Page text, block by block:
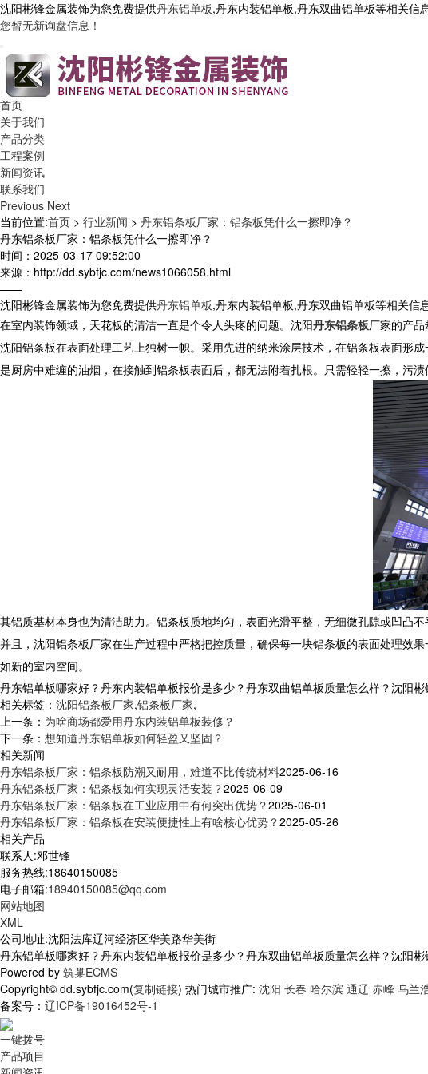
沈阳彬锋金属装饰为您免费提供丹东铝单板,丹东内装铝单板,丹东双曲铝单板等相关信
您暂无新询盘信息！
首页
关于我们
产品分类
工程案例
新闻资讯
联系我们
Previous Next
当前位置:首页 > 行业新闻 > 丹东铝条板厂家：铝条板凭什么一擦即净？
丹东铝条板厂家：铝条板凭什么一擦即净？
时间：2025-03-17 09:52:00
来源：http://dd.sybfjc.com/news1066058.html
——
沈阳彬锋金属装饰为您免费提供丹东铝单板,丹东内装铝单板,丹东双曲铝单板等相关信
在室内装饰领域，天花板的清洁一直是个令人头疼的问题。沈阳丹东铝条板厂家的产
沈阳铝条板在表面处理工艺上独树一帜。采用先进的纳米涂层技术，在铝条板表面形
是厨房中难缠的油烟，在接触到铝条板表面后，都无法附着扎根。只需轻轻一擦，污渍
其铝质基材本身也为清洁助力。铝条板质地均匀，表面光滑平整，无细微孔隙或凹凸
并且，沈阳铝条板厂家在生产过程中严格把控质量，确保每一块铝条板的表面处理效
如新的室内空间。
丹东铝单板哪家好？丹东内装铝单板报价是多少？丹东双曲铝单板质量怎么样？沈阳
相关标签： 沈阳铝条板厂家,铝条板厂家,
上一条： 为啥商场都爱用丹东内装铝单板装修？
下一条： 想知道丹东铝单板如何轻盈又坚固？
相关新闻
丹东铝条板厂家：铝条板防潮又耐用，难道不比传统材料2025-06-16
丹东铝条板厂家：铝条板如何实现灵活安装？2025-06-09
丹东铝条板厂家：铝条板在工业应用中有何突出优势？2025-06-01
丹东铝条板厂家：铝条板在安装便捷性上有啥核心优势？2025-05-26
相关产品
联系人:邓世锋
服务热线:18640150085
电子邮箱:18940150085@qq.com
网站地图
XML
公司地址:沈阳法库辽河经济区华美路华美街
丹东铝单板哪家好？丹东内装铝单板报价是多少？丹东双曲铝单板质量怎么样？沈阳
Powered by 筑巢ECMS
Copyright© dd.sybfjc.com(复制链接) 热门城市推广: 沈阳 长春 哈尔滨 通辽 赤峰 乌兰
备案号： 辽ICP备19016452号-1
一键拨号
产品项目